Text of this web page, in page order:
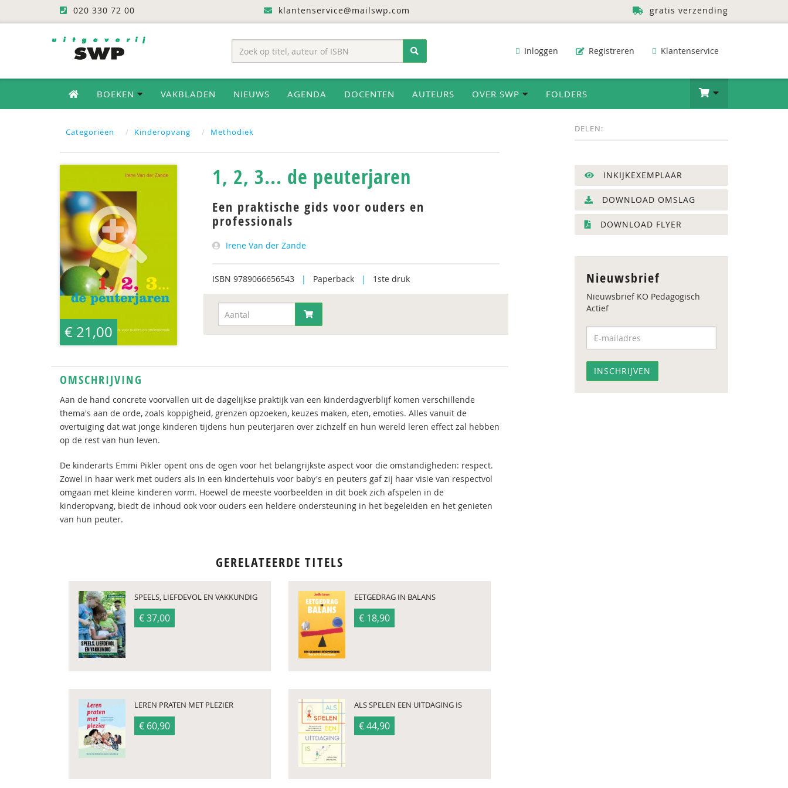
020 330 72 00 klantenservice@mailswp.com gratis verzending
Inloggen Registreren Klantenservice
BOEKEN VAKBLADEN NIEUWS AGENDA DOCENTEN AUTEURS OVER SWP FOLDERS
Categoriëen Kinderopvang Methodiek DELEN:
€ 21,00
1, 2, 3... de peuterjaren
Een praktische gids voor ouders en
professionals
Irene Van der Zande
ISBN 9789066656543 | Paperback | 1ste druk
OMSCHRIJVING
Aan de hand concrete voorvallen uit de dagelijkse praktijk van een kinderdagverblijf komen verschillende
thema's aan de orde, zoals koppigheid, grenzen opzoeken, keuzes maken, eten, emoties. Alles vanuit de
overtuiging dat wat jonge kinderen tijdens hun peuterjaren over zichzelf en hun wereld leren effect zal hebben
op de rest van hun leven.
De kinderarts Emmi Pikler opent ons de ogen voor het belangrijkste aspect voor die omstandigheden: respect.
Zowel in haar werk met ouders als in een kindertehuis voor baby's en peuters gaf zij haar visie van respectvol
omgaan met kleine kinderen vorm. Hoewel de meeste voorbeelden in dit boek zich afspelen in de
kinderopvang, biedt de inhoud ook voor ouders een heldere ondersteuning in het begeleiden en het genieten
van hun peuter.
GERELATEERDE TITELS
SPEELS, LIEFDEVOL EN VAKKUNDIG
€ 37,00
EETGEDRAG IN BALANS
€ 18,90
LEREN PRATEN MET PLEZIER
€ 60,90
ALS SPELEN EEN UITDAGING IS
€ 44,90
INKIJKEXEMPLAAR
DOWNLOAD OMSLAG
DOWNLOAD FLYER
Nieuwsbrief
Nieuwsbrief KO Pedagogisch
Actief